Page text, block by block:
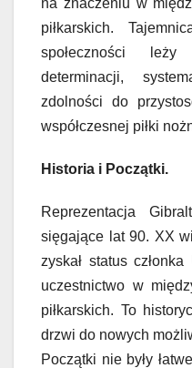
piłkarskich.
społeczności
determinacji,
zdolności do
współczesnej piłki
Historia i Początki.
Reprezentacja
sięgające lat 90. XX
zyskał status
uczestnictwo w
piłkarskich. To
drzwi do nowych
Początki nie były